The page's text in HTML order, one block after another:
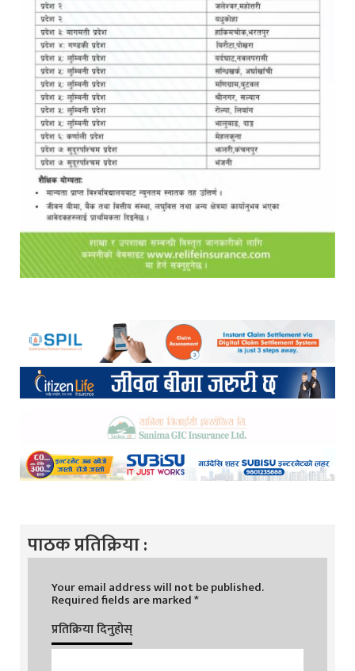
पाठक प्रतिक्रिया :
Your email address will not be published.
Required fields are marked*
प्रतिक्रिया दिनुहोस्